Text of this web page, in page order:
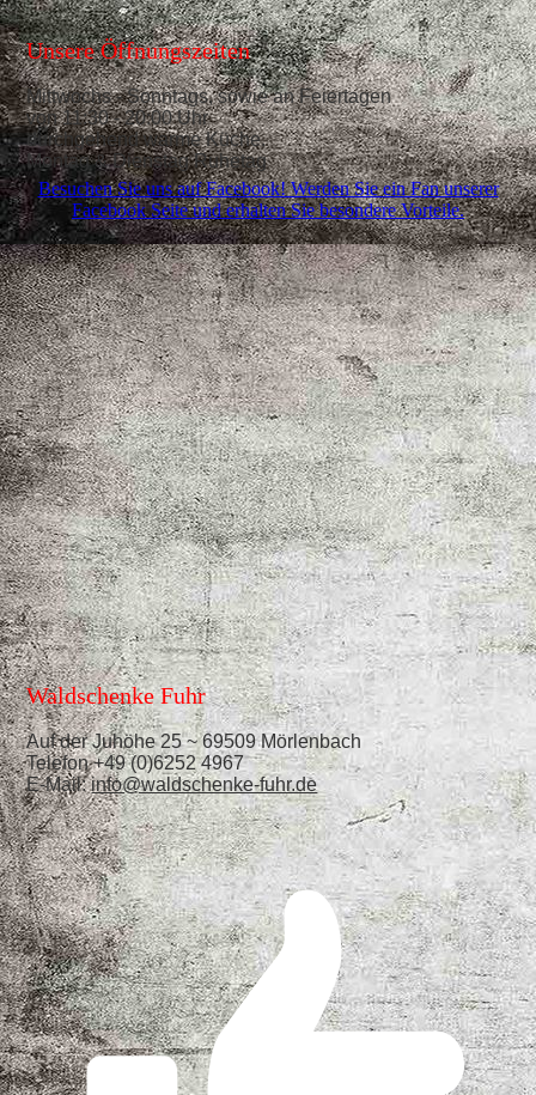
Unsere Öffnungszeiten
Mittwochs - Sonntags, sowie an Feiertagen
von 11:30 - 20:00 Uhr
durchgehend warme Küche.
Montag & Dienstag Ruhetag
Besuchen Sie uns auf Facebook! Werden Sie ein Fan unserer
Facebook Seite und erhalten Sie besondere Vorteile.
Waldschenke Fuhr
Auf der Juhöhe 25 ~ 69509 Mörlenbach
Telefon +49 (0)6252 4967
E-Mail:info@waldschenke-fuhr.de